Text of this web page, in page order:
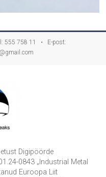
555 758 11
• E-post:
Digipöörde
0843 „Industrial Metal
Euroopa Liit